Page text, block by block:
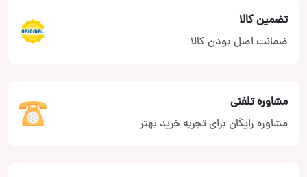
تضمین کالا
ضمانت اصل بودن کالا
مشاوره تلفنی
مشاوره رایگان برای تجربه خرید بهتر